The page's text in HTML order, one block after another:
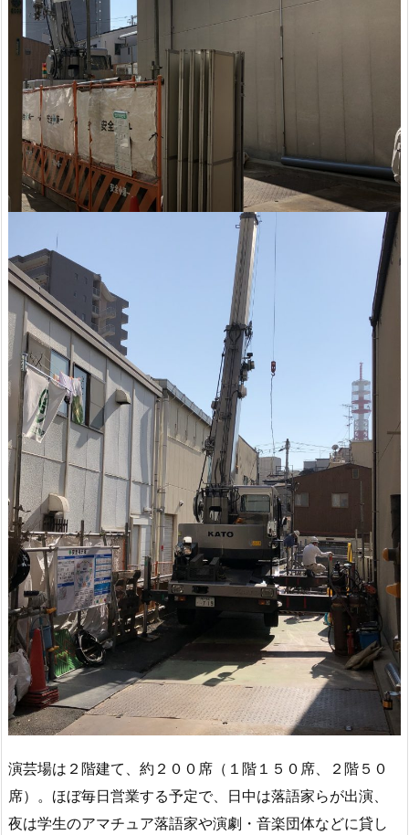
演芸場は２階建て、約２００席（１階１５０席、２階５０
席）。ほぼ毎日営業する予定で、日中は落語家らが出演、
夜は学生のアマチュア落語家や演劇・音楽団体などに貸し